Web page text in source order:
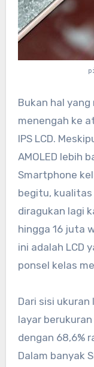
Bukan hal
menengah ke
IPS LCD.
AMOLED lebih
Smartphone
begitu,
diragukan lagi
hingga 16 juta
ini adalah LCD
ponsel kelas
Dari sisi ukuran
layar
dengan 68,6%
Dalam banyak